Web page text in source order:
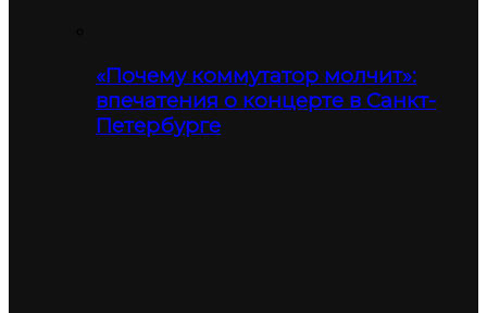
«Почему коммутатор молчит»:
впечатения о концерте в Санкт-
Петербурге